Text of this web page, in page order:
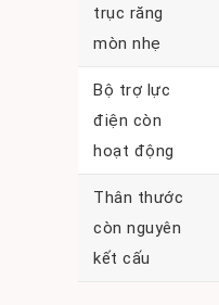
trục răng
mòn nhẹ
Bộ trợ lực
điện còn
hoạt động
Thân thước
còn nguyên
kết cấu